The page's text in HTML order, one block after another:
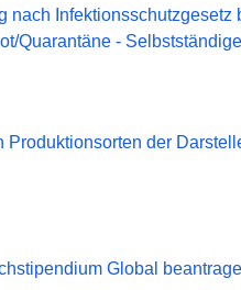
nach Infektionsschutzgesetz
Quarantäne - Selbstständige
Produktionsorten der
Global